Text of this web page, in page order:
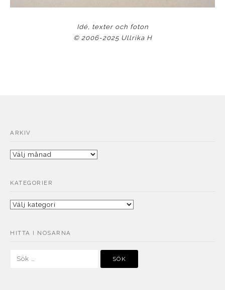
Idé, texter och foton
© 2006-2025 Ullrika H
ARKIV
Arkiv
KATEGORIER
Kategorier
HITTA I NOSARNA